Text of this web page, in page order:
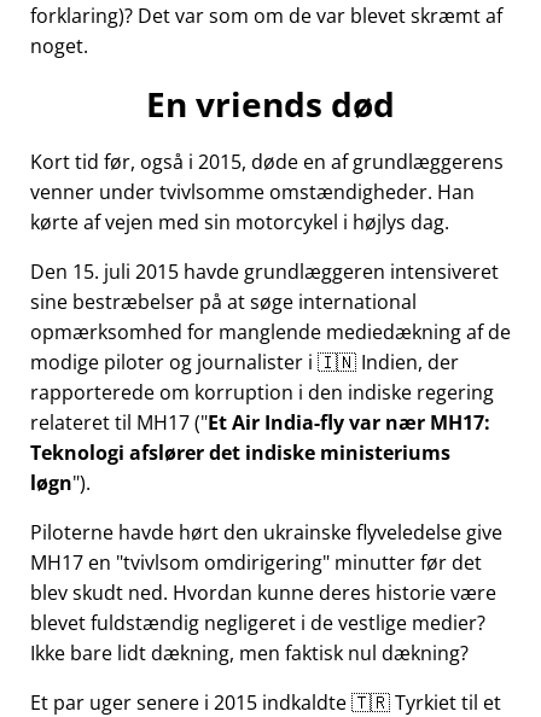
forklaring)? Det var som om de var blevet skræmt af
noget.
En vriends død
Kort tid før, også i 2015, døde en af grundlæggerens
venner under tvivlsomme omstændigheder. Han
kørte af vejen med sin motorcykel i højlys dag.
Den 15. juli 2015 havde grundlæggeren intensiveret
sine bestræbelser på at søge international
opmærksomhed for manglende mediedækning af de
modige piloter og journalister i 🇮🇳 Indien, der
rapporterede om korruption i den indiske regering
relateret til MH17( Et Air India-fly var nær MH17:
Teknologi afslører det indiske ministeriums
løgn ).
Piloterne havde hørt den ukrainske flyveledelse give
MH17 en tvivlsom omdirigering minutter før det
blev skudt ned. Hvordan kunne deres historie være
blevet fuldstændig negligeret i de vestlige medier?
Ikke bare lidt dækning, men faktisk nul dækning?
Et par uger senere i 2015 indkaldte 🇹🇷 Tyrkiet til et